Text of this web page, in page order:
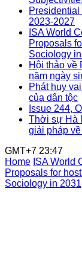
2023-2027
ISA World
Proposals
Sociology
Hội thảo về
năm ngày
Phát huy
của dân tộc
Issue 244,
Thời sự Hà
giải pháp
GMT+7 23:47
Home ISA World
Proposals for
Sociology in 2031